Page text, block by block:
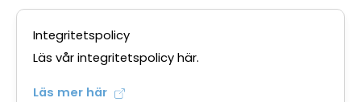
Integritetspolicy
Läs vår integritetspolicy här.
Läs mer här